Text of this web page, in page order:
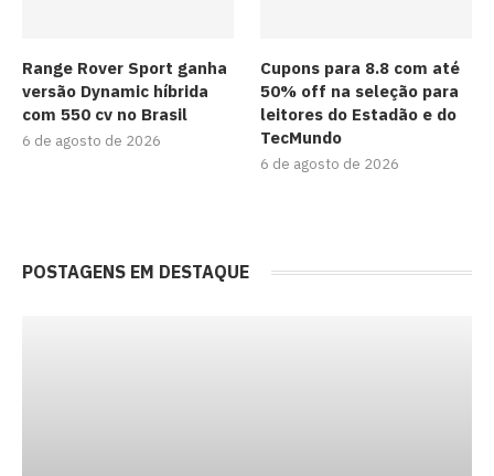
Range Rover Sport ganha
versão Dynamic híbrida
com 550 cv no Brasil
6 de agosto de 2026
Cupons para 8.8 com até
50% off na seleção para
leitores do Estadão e do
TecMundo
6 de agosto de 2026
POSTAGENS EM DESTAQUE